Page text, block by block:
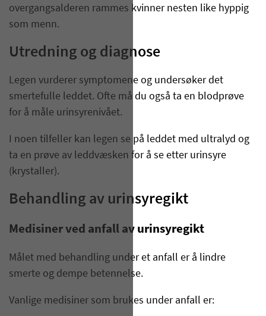
overgangsalderen rammes kvinner nesten like hyppig
som menn.
Utredning og diagnose
Legen vurderer symptomene og undersøker det
smertefulle leddet. Ofte må du også ta en blodprøve
for å måle urinsyrenivået.
I noen tilfeller kan legen se på leddet med ultralyd og
ta en prøve av leddvæsken for å se etter urinsyre
(krystaller).
Behandling av urinsyregikt
Medisiner ved anfall av urinsyregikt
Målet med behandling under et anfall er å lindre
smerte og dempe betennelse.
Vanlige medisiner som brukes under anfall er: